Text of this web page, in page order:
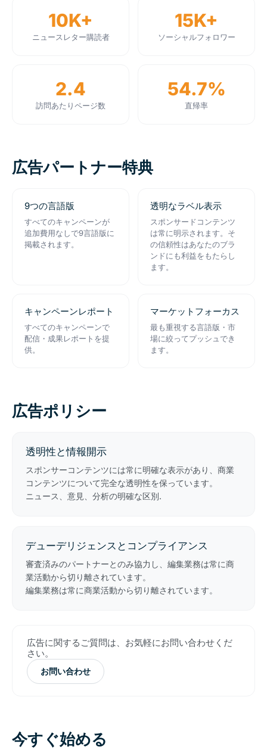
10K+
ニュースレター購読者
15K+
ソーシャルフォロワー
2.4
訪問あたりページ数
54.7%
直帰率
広告パートナー特典
9つの言語版
すべてのキャンペーンが
追加費用なしで9言語版に
掲載されます。
透明なラベル表示
スポンサードコンテンツ
は常に明示されます。そ
の信頼性はあなたのブラ
ンドにも利益をもたらし
ます。
キャンペーンレポート
すべてのキャンペーンで
配信・成果レポートを提
供。
マーケットフォーカス
最も重視する言語版・市
場に絞ってプッシュでき
ます。
広告ポリシー
透明性と情報開示
スポンサーコンテンツには常に明確な表示があり、商業
コンテンツについて完全な透明性を保っています。
ニュース、意見、分析の明確な区別.
デューデリジェンスとコンプライアンス
審査済みのパートナーとのみ協力し、編集業務は常に商
業活動から切り離されています。
編集業務は常に商業活動から切り離されています。
広告に関するご質問は、お気軽にお問い合わせくだ
さい。
お問い合わせ
今すぐ始める